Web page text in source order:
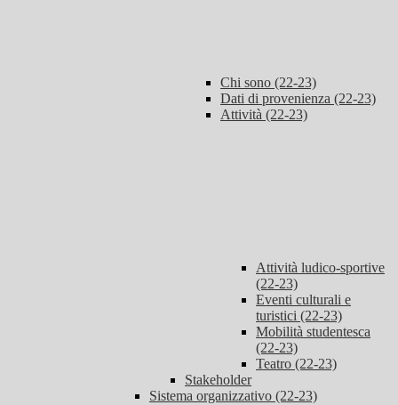
Chi sono (22-23)
Dati di provenienza (22-23)
Attività (22-23)
Attività ludico-sportive
(22-23)
Eventi culturali e
turistici (22-23)
Mobilità studentesca
(22-23)
Teatro (22-23)
Stakeholder
Sistema organizzativo (22-23)